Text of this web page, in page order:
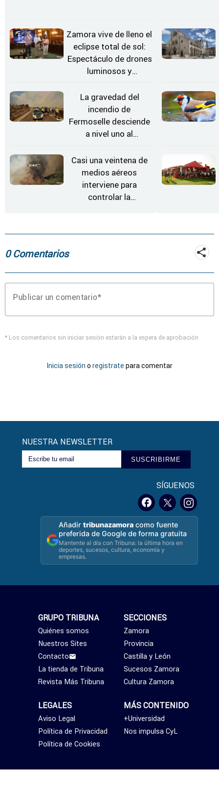
Zamora vive de lleno el
eclipse total de sol:
Espectáculo de drones
luminosos y
Estrellas
La gravedad del
incendio de
Fermoselle desciende
a nivel uno al
"favorable" y disminuir
el riesgo
Casi una veintena de
medios aéreos
interviene para
controlar la
Fermoselle
0 Comentarios
Publicar un comentario
* Los comentarios sin iniciar sesión estarán a la espera de aprobación
Inicia sesión o registrate para comentar
NUESTRA NEWSLETTER
SUSCRIBIRME
SÍGUENOS
Añadirtribunazamora como fuente
preferida de Google de forma gratuita
Mantente al día con Tribuna: la última hora en
deportes, sucesos, cultura, economía y
empresas.
SECCIONES
Zamora
Provincia
Castilla y León
Sucesos Zamora
Cultura Zamora
MÁS CONTENIDO
+Universidad
Nos impulsa CyL
GRUPO TRIBUNA
Quiénes somos
Nuestros Sites
Contacto
La tienda de Tribuna
Revista Más Tribuna
LEGALES
Aviso Legal
Política de Privacidad
Política de Cookies